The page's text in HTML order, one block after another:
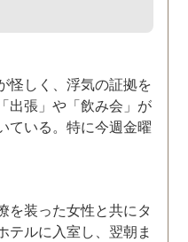
怪しく、浮気の証拠を
出張」や「飲み会」が
ている。特に今週金曜
を装った女性と共にタ
テルに入室し、翌朝ま